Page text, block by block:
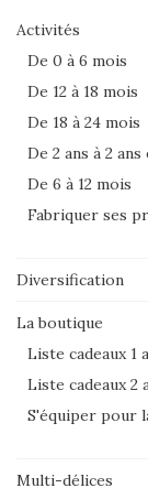
Activités
De 0 à 6 mois
De 12 à 18 mois
De 18 à 24 mois
De 2 ans à 2
De 6 à 12 mois
Fabriquer ses
Diversification
La boutique
Liste cadeaux 1
Liste cadeaux 2
S'équiper pour
Multi-délices